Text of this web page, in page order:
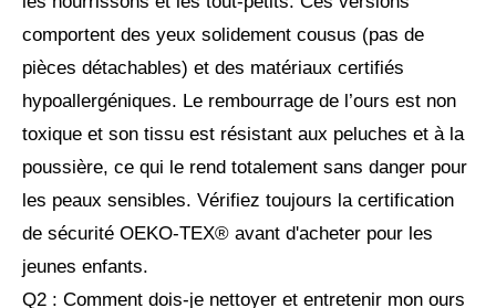
comportent des yeux solidement cousus (pas de
pièces détachables) et des matériaux certifiés
hypoallergéniques. Le rembourrage de l’ours est non
toxique et son tissu est résistant aux peluches et à la
poussière, ce qui le rend totalement sans danger pour
les peaux sensibles. Vérifiez toujours la certification
de sécurité OEKO-TEX® avant d'acheter pour les
jeunes enfants.
Q2 : Comment dois-je nettoyer et entretenir mon ours